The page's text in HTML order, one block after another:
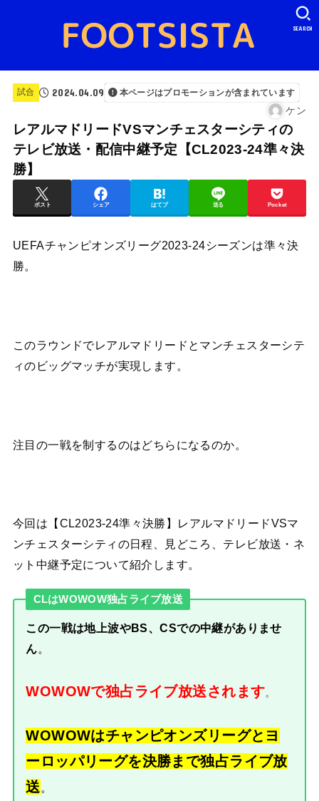
SEARCH
試合 2024.04.09 本ページはプロモーションが含まれています
ケン
レアルマドリードVSマンチェスターシティの
テレビ放送・配信中継予定【CL2023-24準々決
勝】
ポスト シェア はてブ 送る Pocket
UEFAチャンピオンズリーグ2023-24シーズンは準々決
勝。
このラウンドでレアルマドリードとマンチェスターシテ
ィのビッグマッチが実現します。
注目の一戦を制するのはどちらになるのか。
今回は【CL2023-24準々決勝】レアルマドリードVSマ
ンチェスターシティの日程、見どころ、テレビ放送・ネ
ット中継予定について紹介します。
CLはWOWOW独占ライブ放送
この一戦は地上波やBS、CSでの中継がありませ
ん。
WOWOWで独占ライブ放送されます
WOWOWはチャンピオンズリーグとヨ
ーロッパリーグを決勝まで独占ライブ放
送 。